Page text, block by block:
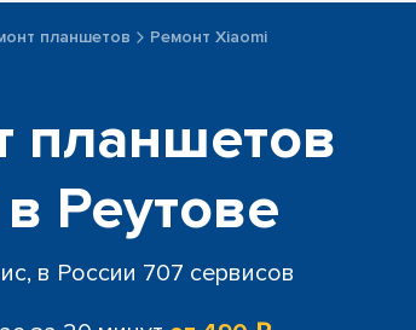
планшетов Ремонт Xiaomi
планшетов
Реутове
в России 707 сервисов